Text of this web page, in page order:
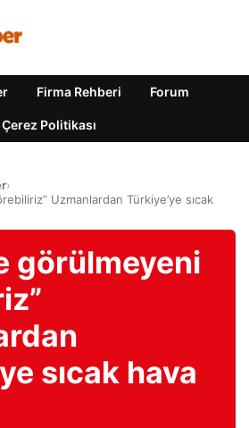
Firma Rehberi Forum
Çerez Politikası
›
Uzmanlardan Türkiye’ye sıcak
görülmeyeni
sıcak hava